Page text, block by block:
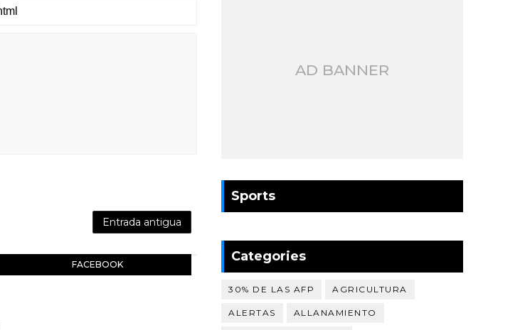
Entrada antigua
FACEBOOK
AD BANNER
Sports
Categories
30% DE LAS AFP AGRICULTURA
ALERTAS ALLANAMIENTO